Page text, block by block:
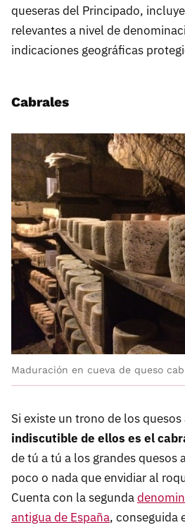
queseras del Principado,
relevantes a nivel de
indicaciones geográficas
Cabrales
Maduración en cueva de queso
Si existe un trono de los
indiscutible de ellos es el
de tú a tú a los grandes quesos
poco o nada que envidiar al
Cuenta con la segunda
antigua de España, conseguida